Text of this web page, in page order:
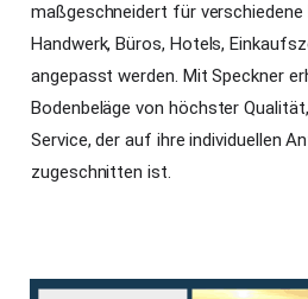
maßgeschneidert für verschiedene
Handwerk, Büros, Hotels,
angepasst werden. Mit Speckner
Bodenbeläge von höchster
Service, der auf ihre individuellen
zugeschnitten ist.